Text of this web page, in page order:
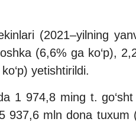
(2021–yilning
(6,6% ga ko‘p),
yetishtirildi.
1 974,8 ming t.
937,6 mln dona tuxum